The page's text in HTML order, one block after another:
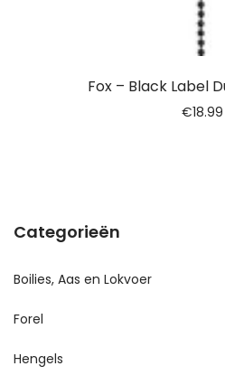
Fox – Black Label
€18.99
Categorieën
Boilies, Aas en Lokvoer
Forel
Hengels